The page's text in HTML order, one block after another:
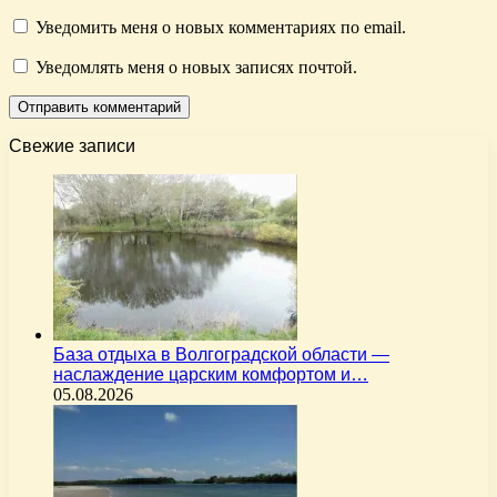
Уведомить меня о новых комментариях по email.
Уведомлять меня о новых записях почтой.
Свежие записи
База отдыха в Волгоградской области —
наслаждение царским комфортом и…
05.08.2026